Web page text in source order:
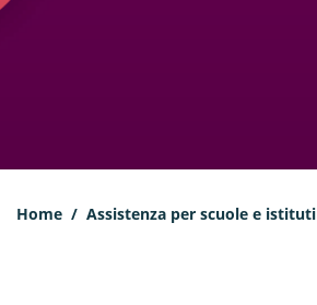
Home Assistenza per scuole e istituti